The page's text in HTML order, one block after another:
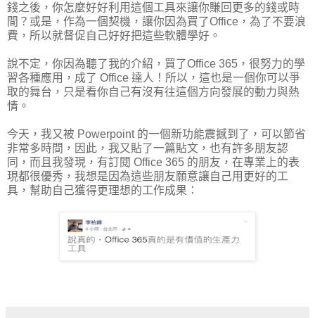
錢之後，你怎麼好好利用這個工具來讓你賺回更多的錢或時
間？或是，作為一個契機，讓你因為買了Office，為了不要浪
費，所以就督促自己好好把這些軟體學好。
說不定，你因為聽了我的介紹，買了Office 365，很努力的學
習各種應用，成了 Office 達人！所以，這也是一個你可以爭
取的舞台，只是看你自己有沒有往這個方向發展的動力與熱
情。
今天，我又被 Powerpoint 的一個新功能震撼到了，可以節省
非常多時間，因此，我又貼了一篇貼文，也有許多朋友認
同，而且我發現，有訂閱 Office 365 的朋友，在專業上的表
現都很優秀，我想是因為這些朋友願意讓自己用更好的工
具，幫助自己獲得更理想的工作成果：